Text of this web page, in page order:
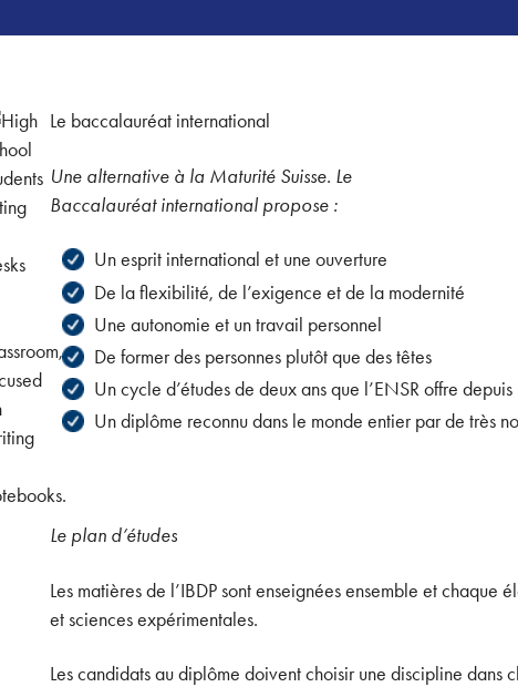
Le baccalauréat international
Une alternative à la Maturité Suisse. Le
Baccalauréat international propose :
Un esprit international et une ouverture
De la flexibilité, de l’exigence et de la modernité
Une autonomie et un travail personnel
De former des personnes plutôt que des têtes
Un cycle d’études de deux ans que l’ENSR offre depuis
Un diplôme reconnu dans le monde entier par de très
Le plan d’études
Les matières de l’IBDP sont enseignées ensemble et
et sciences expérimentales.
Les candidats au diplôme doivent choisir une discipline dans